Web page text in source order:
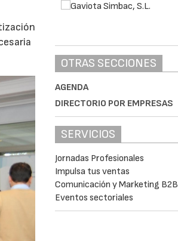
OTRAS SECCIONES
AGENDA
DIRECTORIO POR EMPRESAS
SERVICIOS
Jornadas Profesionales
Impulsa tus ventas
Comunicación y Marketing B2B
Eventos sectoriales